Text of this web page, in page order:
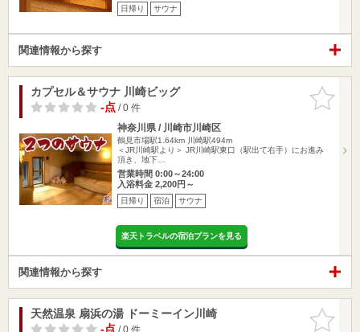
日帰り サウナ
関連情報から探す
お気に入
りに追加
カプセル＆サウナ 川崎ビッグ
-点/ 0 件
神奈川県 / 川崎市川崎区
鶴見市場駅1.64km
川崎駅494m
＜JR川崎駅より＞ JR川崎駅東口（駅出て右手）にお進み
頂き、地下…
営業時間 0:00～24:00
入浴料金 2,200円～
日帰り 宿泊 サウナ
楽天トラベルの宿泊プランを見る
関連情報から探す
お気に入
りに追加
天然温泉 扇浜の湯 ドーミーイン川崎
-点/ 0 件